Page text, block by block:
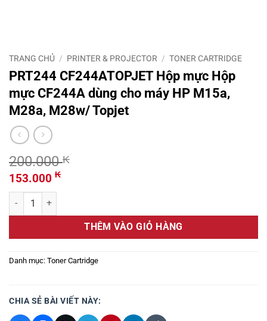
TRANG CHỦ / PRINTER & PROJECTOR / TONER CARTRIDGE
PRT244 CF244ATOPJET Hộp mực Hộp
mực CF244A dùng cho máy HP M15a,
M28a, M28w/ Topjet
200.000₭
Giá
gốc
là:
200.000 ₭.
153.000 ₭Giá
là:
153.000 ₭.
PRT244 CF244ATOPJET Hộp mực Hộp mực CF244A dùng cho
THÊM VÀO GIỎ HÀNG
Danh mục: Toner Cartridge
CHIA SẺ BÀI VIẾT NÀY: